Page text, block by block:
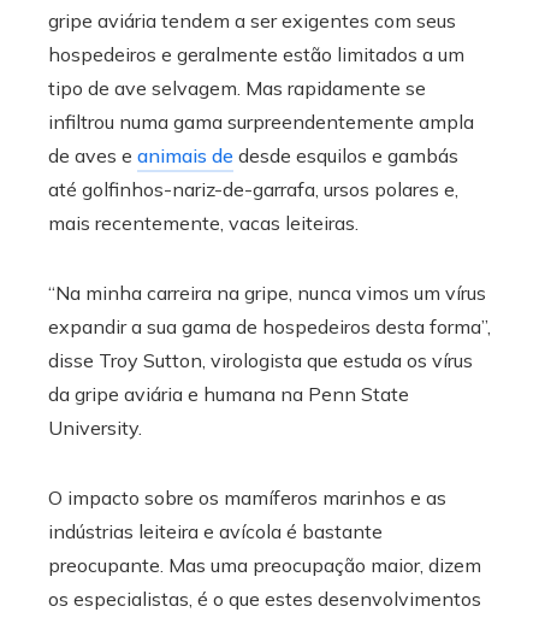
gripe aviária tendem a ser exigentes com seus
hospedeiros e geralmente estão limitados a um
tipo de ave selvagem. Mas rapidamente se
infiltrou numa gama surpreendentemente ampla
de aves e animais de desde esquilos e gambás
até golfinhos-nariz-de-garrafa, ursos polares e,
mais recentemente, vacas leiteiras.
“Na minha carreira na gripe, nunca vimos um vírus
expandir a sua gama de hospedeiros desta forma”,
disse Troy Sutton, virologista que estuda os vírus
da gripe aviária e humana na Penn State
University.
O impacto sobre os mamíferos marinhos e as
indústrias leiteira e avícola é bastante
preocupante. Mas uma preocupação maior, dizem
os especialistas, é o que estes desenvolvimentos